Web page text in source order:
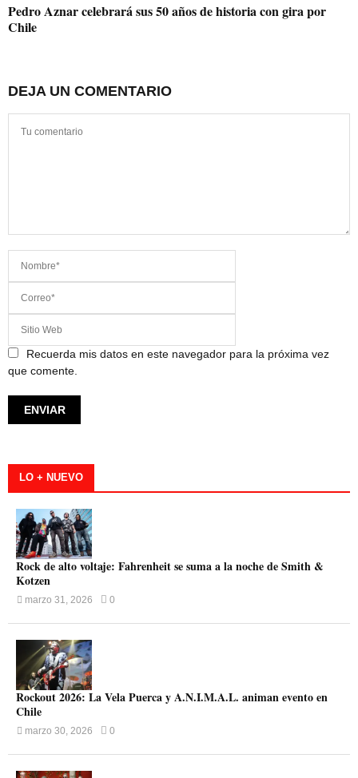
Pedro Aznar celebrará sus 50 años de historia con gira por
Chile
DEJA UN COMENTARIO
Recuerda mis datos en este navegador para la próxima vez
que comente.
LO + NUEVO
Rock de alto voltaje: Fahrenheit se suma a la noche de Smith &
Kotzen
marzo 31, 2026 0
Rockout 2026: La Vela Puerca y A.N.I.M.A.L. animan evento en
Chile
marzo 30, 2026 0